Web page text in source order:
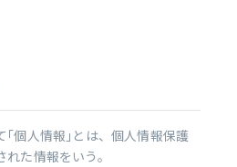
個人情報｣とは、個人情報保護
た情報をいう。